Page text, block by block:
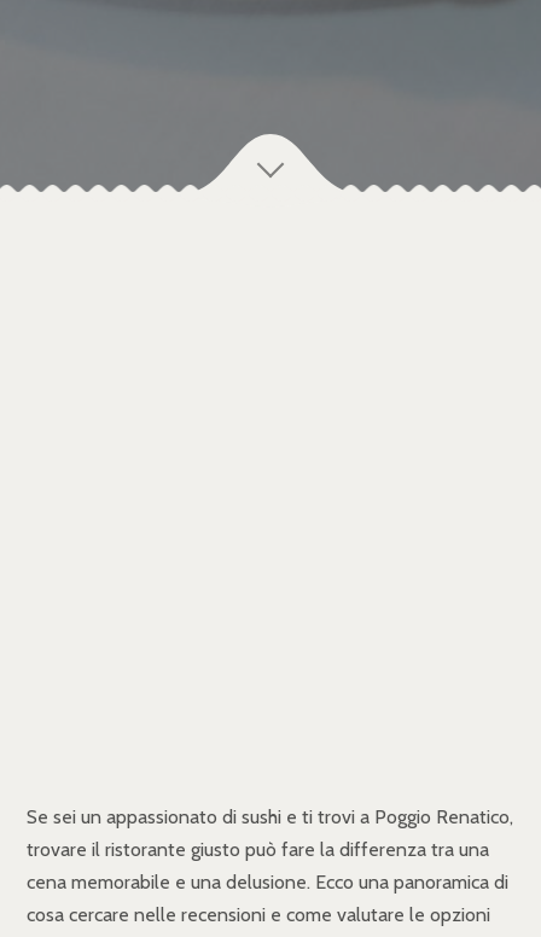
Se sei un appassionato di sushi e ti trovi a Poggio Renatico,
trovare il ristorante giusto può fare la differenza tra una
cena memorabile e una delusione. Ecco una panoramica di
cosa cercare nelle recensioni e come valutare le opzioni